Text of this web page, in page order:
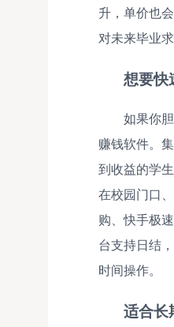
升，单价也
对未来毕业
想要快
如果你
赚钱软件。
到收益的学
在校园门口
购、快手极
台支持日结
时间操作。
适合长